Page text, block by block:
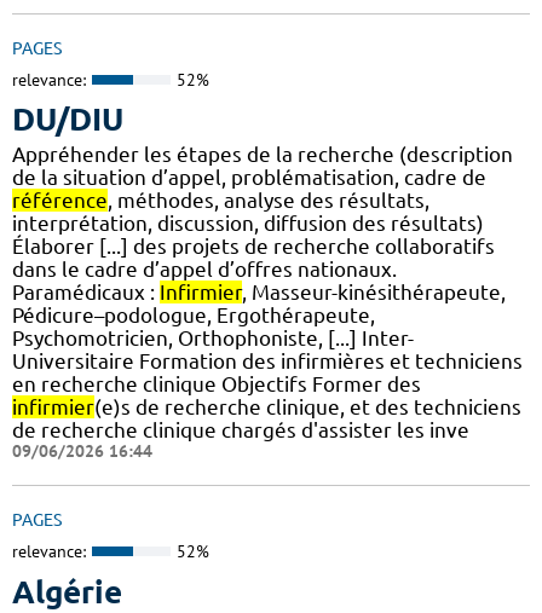
PAGES
relevance: 52%
DU/DIU
Appréhender les étapes de la recherche (description
de la situation d’appel, problématisation, cadre de
référence, méthodes, analyse des résultats,
interprétation, discussion, diffusion des résultats)
Élaborer [...] des projets de recherche collaboratifs
dans le cadre d’appel d’offres nationaux.
Paramédicaux : Infirmier, Masseur-kinésithérapeute,
Pédicure–podologue, Ergothérapeute,
Psychomotricien, Orthophoniste, [...] Inter-
Universitaire Formation des infirmières et techniciens
en recherche clinique Objectifs Former des
infirmier(e)s de recherche clinique, et des techniciens
de recherche clinique chargés d'assister les inve
09/06/2026 16:44
PAGES
relevance: 52%
Algérie